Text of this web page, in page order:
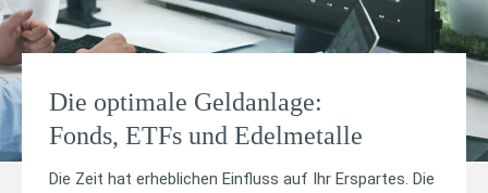
Die optimale Geldanlage:
Fonds, ETFs und Edelmetalle
Die Zeit hat erheblichen Einfluss auf Ihr Erspartes. Die